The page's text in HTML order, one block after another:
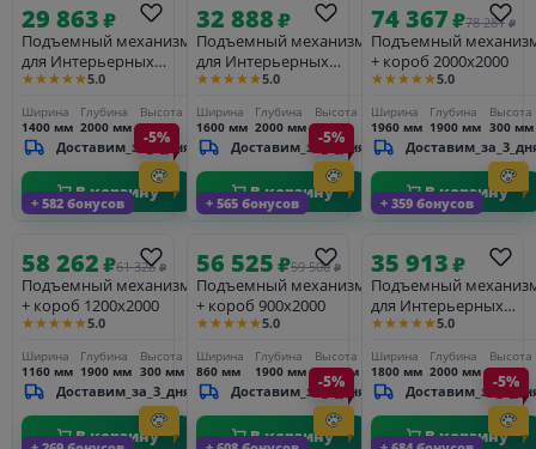
29 863₽
Подъемный механизм
для Интерьерных
кроватей 1400х2000
★★★★★5.0
Ширина
1400 мм
Глубина
2000 мм
Высота
50 мм
Доставим_за_3_дня
В корзину
32 888₽
Подъемный механизм
для Интерьерных
кроватей 1600х2000
★★★★★5.0
Ширина
1600 мм
Глубина
2000 мм
Высота
50 мм
Доставим_за_3_дня
В корзину
74 367₽78 281 ₽
Подъемный
+ короб 2000х2000
★★★★★5.0
Ширина
1960 мм
Глубина
1900 мм
Высота
300 мм
В корзину
+ 582 бонусов
-5%
58 262₽61 328 ₽
Подъемный механизм
+ короб 1200х2000
★★★★★5.0
Ширина
1160 мм
Глубина
1900 мм
Высота
300 мм
Доставим_за_3_дня
В корзину
+ 565 бонусов
-5%
56 525₽59 500 ₽
Подъемный механизм
+ короб 900х2000
★★★★★5.0
Ширина
860 мм
Глубина
1900 мм
Высота
300 мм
Доставим_за_3_дня
В корзину
+ 359 бонусов
35 913₽
Подъемный
для Интерьерных
кроватей 1800х2000
★★★★★5.0
Ширина
1800 мм
Глубина
2000 мм
Высота
50 мм
В корзину
-5% -5%